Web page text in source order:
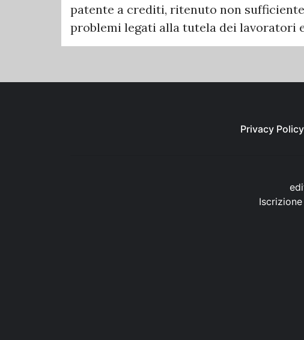
patente a crediti, ritenuto non
problemi legati alla tutela dei lavoratori
Privacy Policy